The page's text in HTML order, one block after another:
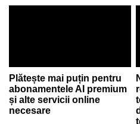
Plătește mai puțin pentru
abonamentele AI premium
și alte servicii online
necesare